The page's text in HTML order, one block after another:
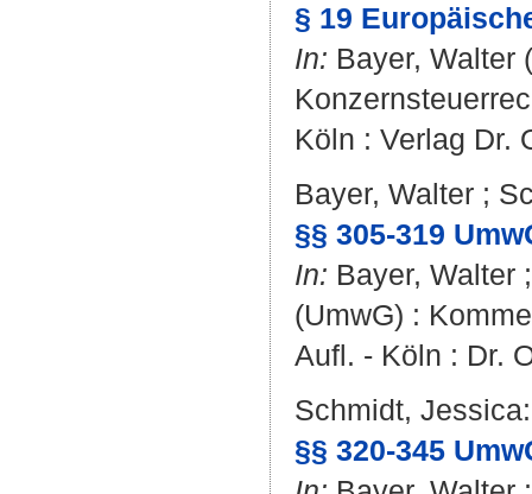
§ 19
In: Bayer, Walter
Köln : Verlag Dr.
Bayer, Walter ;
§§ 305-319
In: Bayer, Walter
(UmwG) :
Aufl. - Köln : Dr.
Schmidt, Jessica:
§§ 320-345